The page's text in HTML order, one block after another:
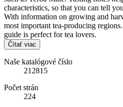
characteristics, so that you can tell
With information on growing and
most important tea-producing
guide is perfect for tea lovers.
Čítať viac
Naše katalógové číslo
212815
Počet strán
224